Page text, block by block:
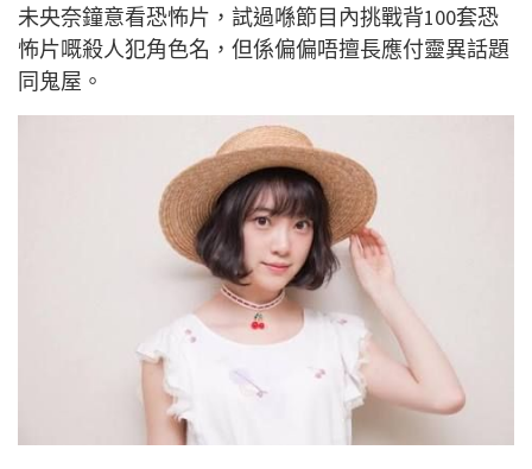
未央奈鐘意看恐怖片，試過喺節目內挑戰背100套恐
怖片嘅殺人犯角色名，但係偏偏唔擅長應付靈異話題
同鬼屋。